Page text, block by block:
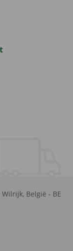
Wilrijk, België - BE